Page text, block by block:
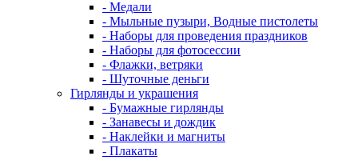
- Медали
- Мыльные пузыри, Водные пистолеты
- Наборы для проведения праздников
- Наборы для фотосессии
- Флажки, ветряки
- Шуточные деньги
Гирлянды и украшения
- Бумажные гирлянды
- Занавесы и дождик
- Наклейки и магниты
- Плакаты